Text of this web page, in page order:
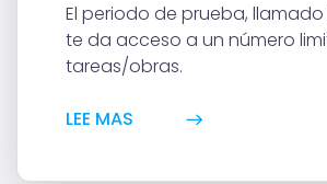
El periodo de prueba, llamado
te da acceso a un número
tareas/obras.
LEE MAS